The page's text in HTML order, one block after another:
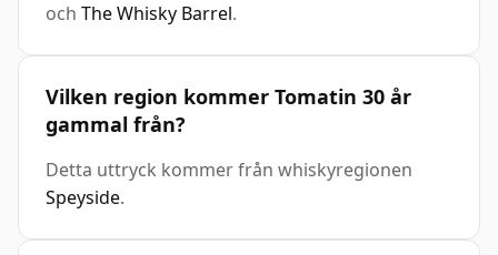
och The Whisky Barrel.
Vilken region kommer Tomatin 30 år
gammal från?
Detta uttryck kommer från whiskyregionen
Speyside.